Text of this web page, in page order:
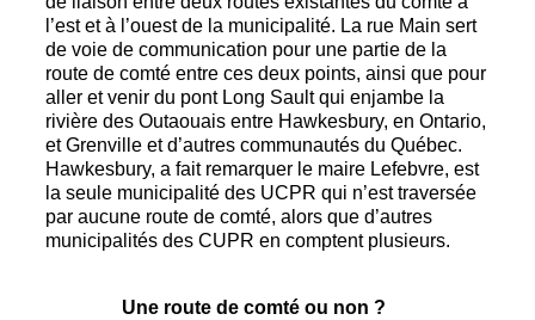
l’est et à l’ouest de la municipalité. La rue Main sert
de voie de communication pour une partie de la
route de comté entre ces deux points, ainsi que pour
aller et venir du pont Long Sault qui enjambe la
rivière des Outaouais entre Hawkesbury, en Ontario,
et Grenville et d’autres communautés du Québec.
Hawkesbury, a fait remarquer le maire Lefebvre, est
la seule municipalité des UCPR qui n’est traversée
par aucune route de comté, alors que d’autres
municipalités des CUPR en comptent plusieurs.
Une route de comté ou non ?